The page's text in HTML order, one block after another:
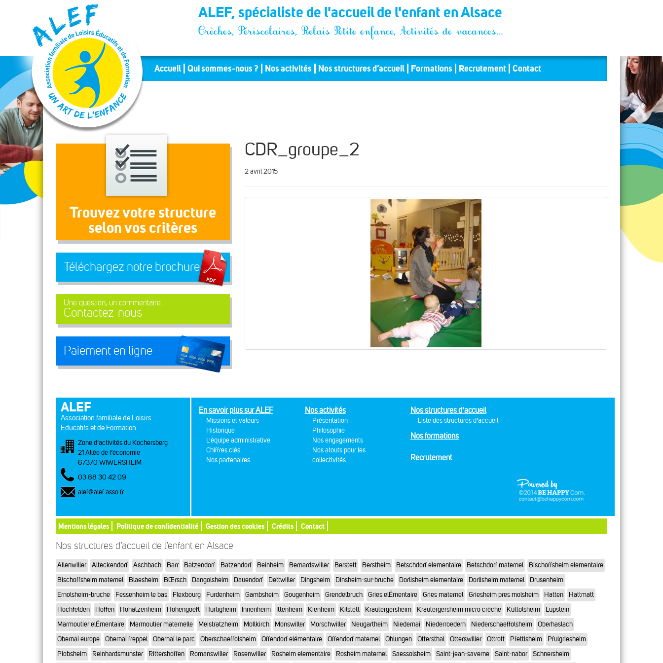
Panneau de gestion des cookies ALEF, spécialiste de l'accueil de l'enfant en Alsace
Crèches, Périscolaires, Relais Petite enfance, Activités de vacances…
Accueil Qui sommes-nous ? Nos activités Nos structures d’accueil Formations Recrutement Contact
Trouvez votre structure
selon vos critères
Téléchargez notre brochure
Une question, un commentaire...
Contactez-nous
Paiement en ligne
CDR_groupe_2
2 avril 2015
ALEF
Association familiale de Loisirs
Educatifs et de Formation
Zone d’activités du Kochersberg
21 Allée de l’économie
67370 WIWERSHEIM
03 88 30 42 09
alef@alef.asso.fr
En savoir plus sur ALEF
Missions et valeurs
Historique
L'équipe administrative
Chiffres clés
Nos partenaires
Nos activités
Présentation
Philosophie
Nos engagements
Nos atouts pour les
collectivités
Nos structures d’accueil
Liste des structures d’accueil
Nos formations
Recrutement
Mentions légales Politique de confidentialité Gestion des cookies Crédits Contact
Nos structures d’accueil de l’enfant en Alsace
Allenwiller Alteckendorf Aschbach Barr Batzendorf Batzendorf Beinheim Bernardswiller Berstett Berstheim Betschdorf elementaire Betschdorf maternel
Bischoffsheim elementaire
Bischoffsheim maternel
Blaesheim BŒrsch Dangolsheim Dauendorf Dettwiller Dingsheim Dinsheim-sur-bruche Dorlisheim elementaire Dorlisheim maternel
Drusenheim
Ernolsheim-bruche
Fessenheim le bas Flexbourg Furdenheim Gambsheim Gougenheim Grendelbruch Gries elÉmentaire Gries maternel Griesheim pres molsheim Hatten
Hattmatt
Hochfelden
Hoffen Hohatzenheim Hohengoeft Hurtigheim Innenheim Ittenheim Kienheim Kilstett Krautergersheim Krautergersheim micro crèche Kuttolsheim
Lupstein
Marmoutier elÉmentaire
Marmoutier maternelle Meistratzheim Mollkirch Monswiller Morschwiller Neugartheim Niedernai Niederroedern Niederschaeffolsheim
Oberhaslach
Obernai europe
Obernai freppel Obernai le parc Oberschaeffolsheim Offendorf elémentaire Offendorf maternel Ohlungen Ottersthal Otterswiller Ottrott Pfettisheim
Pfulgriesheim
Plobsheim
Reinhardsmunster Rittershoffen Romanswiller Rosenwiller Rosheim elementaire Rosheim maternel Saessolsheim Saint-jean-saverne Saint-nabor Schnersheim